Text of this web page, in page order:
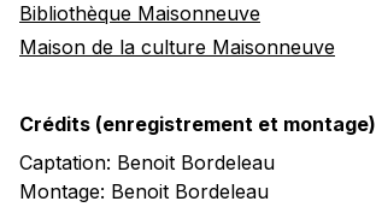
Bibliothèque Maisonneuve
Maison de la culture Maisonneuve
Crédits (enregistrement et montage)
Captation: Benoit Bordeleau
Montage: Benoit Bordeleau